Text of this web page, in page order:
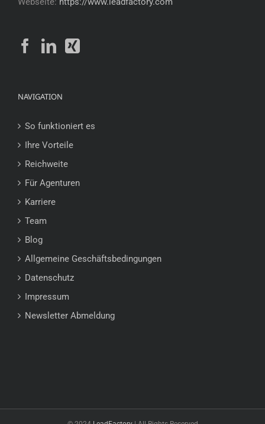
NAVIGATION
So funktioniert es
Ihre Vorteile
Reichweite
Für Agenturen
Karriere
Team
Blog
Allgemeine Geschäftsbedingungen
Datenschutz
Impressum
Newsletter Abmeldung